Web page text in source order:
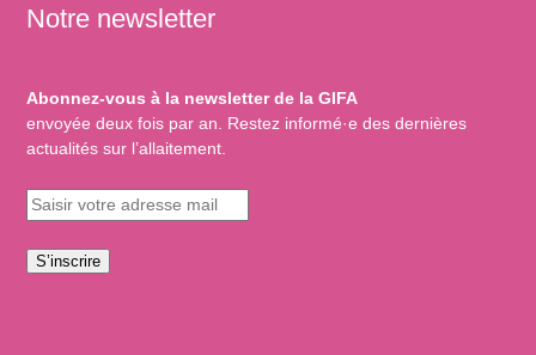
Notre newsletter
Abonnez-vous à la newsletter de la GIFA
envoyée deux fois par an. Restez informé·e des dernières
actualités sur l’allaitement.
S’inscrire